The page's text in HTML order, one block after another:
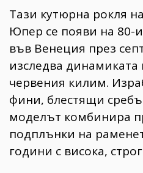
​Тази кутюрна рокля
Юпер се появи на 80-
във Венеция през
изследва
червения килим.
фини, блестящи
моделът комбинира
подплънки на
години с висока,